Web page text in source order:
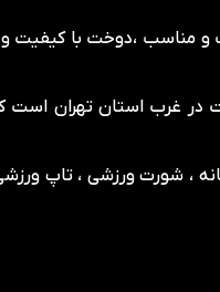
و مناسب ،دوخت با کیفیت
در غرب استان تهران
، شورت ورزشی ، تاپ